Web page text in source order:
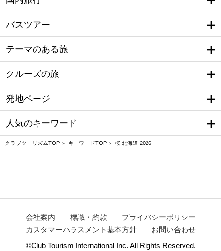
バスツアー
テーマのある旅
クルーズの旅
発地ページ
人気のキーワード
クラブツーリズムTOP キーワードTOP 桜 北海道 2026
会社案内 標識・約款
プライバシーポリシー
カスタマーハラスメント基本方針
お問い合わせ
©Club Tourism International Inc. All Rights Reserved.